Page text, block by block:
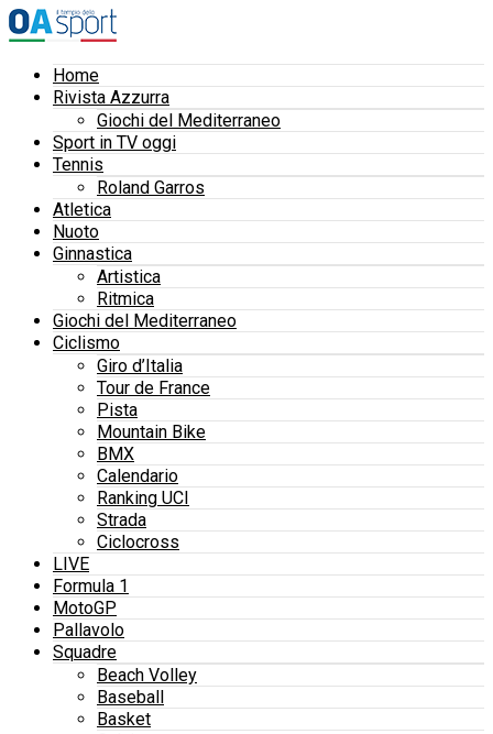
Home
Rivista Azzurra
Giochi del Mediterraneo
Sport in TV oggi
Tennis
Roland Garros
Atletica
Nuoto
Ginnastica
Artistica
Ritmica
Giochi del Mediterraneo
Ciclismo
Giro d’Italia
Tour de France
Pista
Mountain Bike
BMX
Calendario
Ranking UCI
Strada
Ciclocross
LIVE
Formula 1
MotoGP
Pallavolo
Squadre
Beach Volley
Baseball
Basket